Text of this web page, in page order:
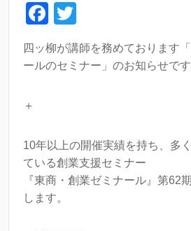
F
c
o
k
tt
四ッ柳が講師を務めております
ールのセミナー」のお知らせです
＋
10年以上の開催実績を持ち、多
ている創業支援セミナー
『東商・創業ゼミナール』第62
します。